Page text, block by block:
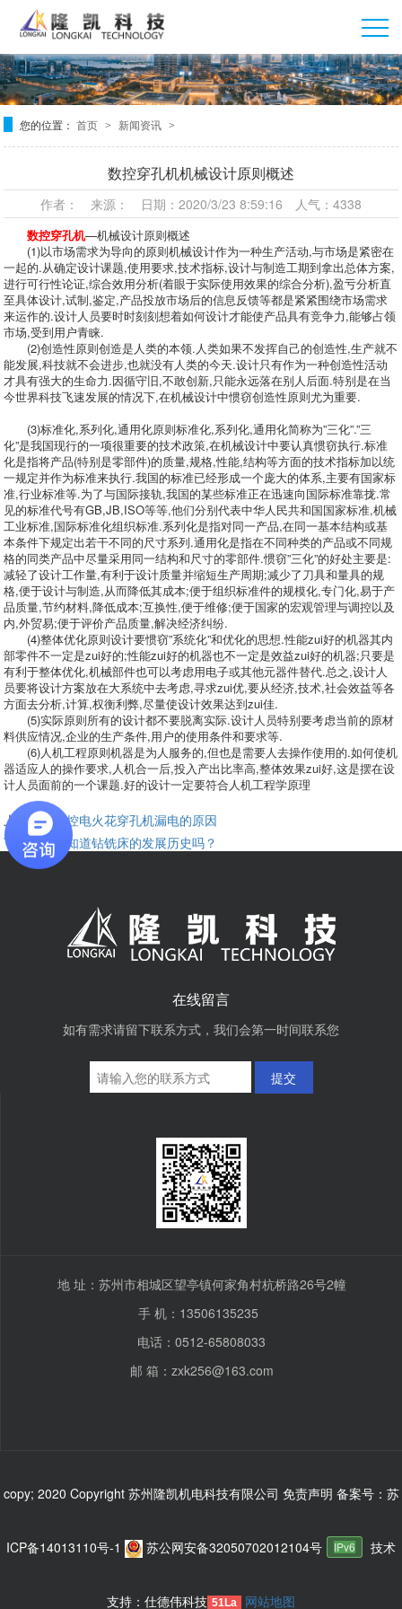
您的位置：首页 > 新闻资讯 >
数控穿孔机机械设计原则概述
作者： 来源： 日期：2020/3/23 8:59:16 人气：4338
数控穿孔机—机械设计原则概述
(1)以市场需求为导向的原则机械设计作为一种生产活动,与市场是紧密在
一起的.从确定设计课题,使用要求,技术指标,设计与制造工期到拿出总体方案,
进行可行性论证,综合效用分析(着眼于实际使用效果的综合分析),盈亏分析直
至具体设计,试制,鉴定,产品投放市场后的信息反馈等都是紧紧围绕市场需求
来运作的.设计人员要时时刻刻想着如何设计才能使产品具有竞争力,能够占领
市场,受到用户青睐.
(2)创造性原则创造是人类的本领.人类如果不发挥自己的创造性,生产就不
能发展,科技就不会进步,也就没有人类的今天.设计只有作为一种创造性活动
才具有强大的生命力.因循守旧,不敢创新,只能永远落在别人后面.特别是在当
今世界科技飞速发展的情况下,在机械设计中惯窃创造性原则尤为重要.
(3)标准化,系列化,通用化原则标准化,系列化,通用化简称为”三化”.”三
化”是我国现行的一项很重要的技术政策,在机械设计中要认真惯窃执行.标准
化是指将产品(特别是零部件)的质量,规格,性能,结构等方面的技术指标加以统
一规定并作为标准来执行.我国的标准已经形成一个庞大的体系,主要有国家标
准,行业标准等.为了与国际接轨,我国的某些标准正在迅速向国际标准靠拢.常
见的标准代号有GB,JB,ISO等等,他们分别代表中华人民共和国国家标准,机械
工业标准,国际标准化组织标准.系列化是指对同一产品,在同一基本结构或基
本条件下规定出若干不同的尺寸系列.通用化是指在不同种类的产品或不同规
格的同类产品中尽量采用同一结构和尺寸的零部件.惯窃”三化”的好处主要是:
减轻了设计工作量,有利于设计质量并缩短生产周期;减少了刀具和量具的规
格,便于设计与制造,从而降低其成本;便于组织标准件的规模化,专门化,易于产
品质量,节约材料,降低成本;互换性,便于维修;便于国家的宏观管理与调控以及
内,外贸易;便于评价产品质量,解决经济纠纷.
(4)整体优化原则设计要惯窃”系统化”和优化的思想.性能zui好的机器其内
部零件不一定是zui好的;性能zui好的机器也不一定是效益zui好的机器;只要是
有利于整体优化,机械部件也可以考虑用电子或其他元器件替代.总之,设计人
员要将设计方案放在大系统中去考虑,寻求zui优,要从经济,技术,社会效益等各
方面去分析,计算,权衡利弊,尽量使设计效果达到zui佳.
(5)实际原则所有的设计都不要脱离实际.设计人员特别要考虑当前的原材
料供应情况,企业的生产条件,用户的使用条件和要求等.
(6)人机工程原则机器是为人服务的,但也是需要人去操作使用的.如何使机
器适应人的操作要求,人机合一后,投入产出比率高,整体效果zui好,这是摆在设
计人员面前的一个课题.好的设计一定要符合人机工程学原理
上一个： 数控电火花穿孔机漏电的原因
下一个：你知道钻铣床的发展历史吗？
在线留言
如有需求请留下联系方式，我们会第一时间联系您
提交
地 址：苏州市相城区望亭镇何家角村杭桥路26号2幢
手 机：13506135235
电话：0512-65808033
邮 箱：zxk256@163.com
copy; 2020 Copyright 苏州隆凯机电科技有限公司 免责声明 备案号：苏
ICP备14013110号-1 苏公网安备32050702012104号 IPv6 技术
支持：仕德伟科技 51La 网站地图